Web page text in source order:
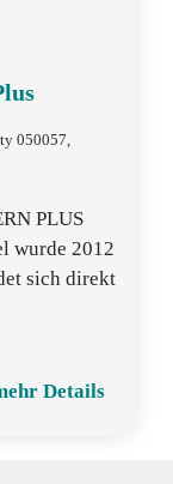
050057,
PLUS
wurde 2012
sich direkt
Details